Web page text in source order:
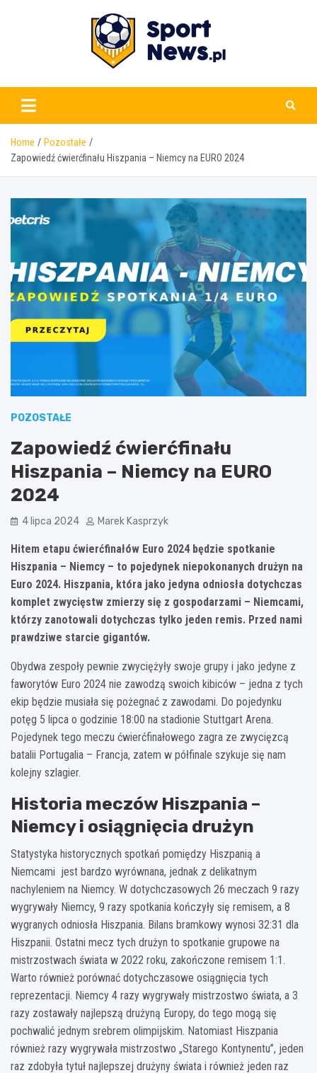
www.sportnews.pl
Home
Pozostałe
Zapowiedź ćwierćfinału Hiszpania – Niemcy na EURO 2024
POZOSTAŁE
Zapowiedź ćwierćfinału
Hiszpania – Niemcy na EURO
2024
4 lipca 2024 Marek Kasprzyk
Hitem etapu ćwierćfinałów Euro 2024 będzie spotkanie
Hiszpania – Niemcy – to pojedynek niepokonanych drużyn na
Euro 2024. Hiszpania, która jako jedyna odniosła dotychczas
komplet zwycięstw zmierzy się z gospodarzami – Niemcami,
którzy zanotowali dotychczas tylko jeden remis. Przed nami
prawdziwe starcie gigantów.
Obydwa zespoły pewnie zwyciężyły swoje grupy i jako jedyne z
faworytów Euro 2024 nie zawodzą swoich kibiców – jedna z tych
ekip będzie musiała się pożegnać z zawodami. Do pojedynku
potęg 5 lipca o godzinie 18:00 na stadionie Stuttgart Arena.
Pojedynek tego meczu ćwierćfinałowego zagra ze zwycięzcą
batalii Portugalia – Francja, zatem w półfinale szykuje się nam
kolejny szlagier.
Historia meczów Hiszpania –
Niemcy i osiągnięcia drużyn
Statystyka historycznych spotkań pomiędzy Hiszpanią a
Niemcami jest bardzo wyrównana, jednak z delikatnym
nachyleniem na Niemcy. W dotychczasowych 26 meczach 9 razy
wygrywały Niemcy, 9 razy spotkania kończyły się remisem, a 8
wygranych odniosła Hiszpania. Bilans bramkowy wynosi 32:31 dla
Hiszpanii. Ostatni mecz tych drużyn to spotkanie grupowe na
mistrzostwach świata w 2022 roku, zakończone remisem 1:1.
Warto również porównać dotychczasowe osiągnięcia tych
reprezentacji. Niemcy 4 razy wygrywały mistrzostwo świata, a 3
razy zostawały najlepszą drużyną Europy, do tego mogą się
pochwalić jednym srebrem olimpijskim. Natomiast Hiszpania
również razy wygrywała mistrzostwo „Starego Kontynentu”, jeden
raz zdobyła tytuł najlepszej drużyny świata i również jeden raz